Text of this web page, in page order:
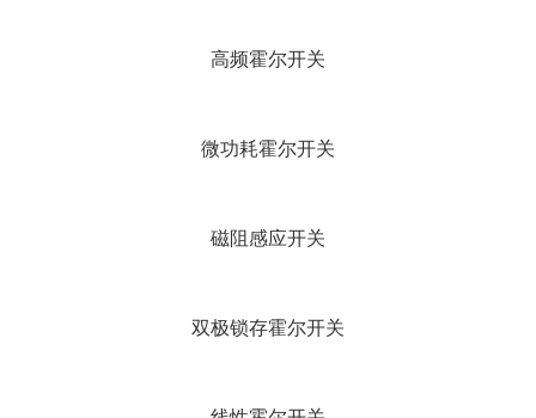
高频霍尔开关
微功耗霍尔开关
磁阻感应开关
双极锁存霍尔开关